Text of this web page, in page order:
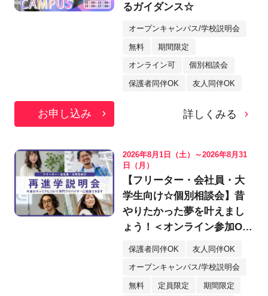
るガイダンス☆
オープンキャンパス/学校説明会
無料 期間限定
オンライン可 個別相談会
保護者同伴OK 友人同伴OK
お申し込み 詳しくみる
2026年8月1日（土）～2026年8月31
日（月）
【フリーター・会社員・大
学生向け☆個別相談会】昔
やりたかった夢を叶えまし
ょう！＜オンライン参加OK
＞
保護者同伴OK 友人同伴OK
オープンキャンパス/学校説明会
無料 定員限定 期間限定